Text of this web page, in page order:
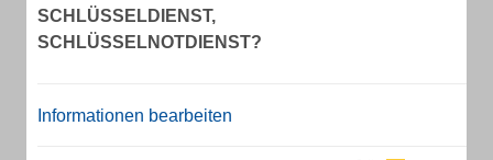
SCHLÜSSELDIENST,
SCHLÜSSELNOTDIENST?
Informationen bearbeiten